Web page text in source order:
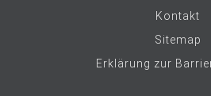
Kontakt
Sitemap
Erklärung zur